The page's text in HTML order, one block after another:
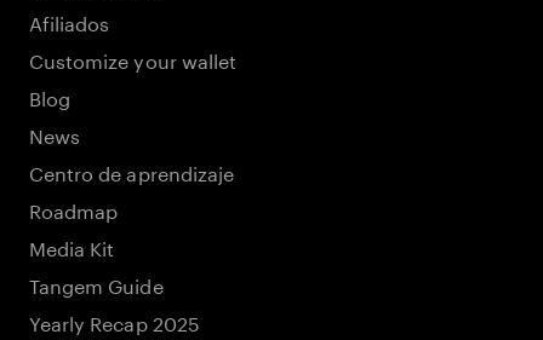
Afiliados
Customize your wallet
Blog
News
Centro de aprendizaje
Roadmap
Media Kit
Tangem Guide
Yearly Recap 2025